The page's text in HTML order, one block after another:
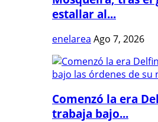
estallar al...
enelarea Ago 7, 2026
Comenzó la era
trabaja bajo...